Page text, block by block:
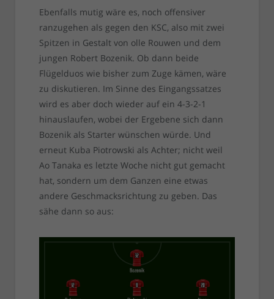
Ebenfalls mutig wäre es, noch offensiver
ranzugehen als gegen den KSC, also mit zwei
Spitzen in Gestalt von olle Rouwen und dem
jungen Robert Bozenik. Ob dann beide
Flügelduos wie bisher zum Zuge kämen, wäre
zu diskutieren. Im Sinne des Eingangssatzes
wird es aber doch wieder auf ein 4-3-2-1
hinauslaufen, wobei der Ergebene sich dann
Bozenik als Starter wünschen würde. Und
erneut Kuba Piotrowski als Achter; nicht weil
Ao Tanaka es letzte Woche nicht gut gemacht
hat, sondern um dem Ganzen eine etwas
andere Geschmacksrichtung zu geben. Das
sähe dann so aus: